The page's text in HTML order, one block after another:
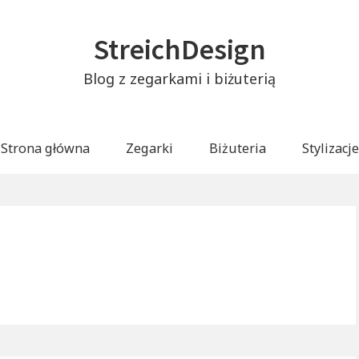
StreichDesign
Blog z zegarkami i biżuterią
Strona główna Zegarki Biżuteria Stylizacje